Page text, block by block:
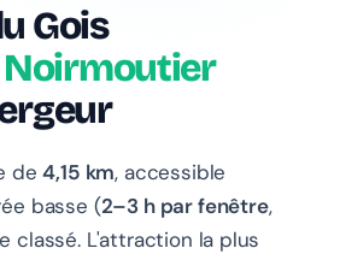
Gois
de4,15 km, accessible
basse (2–3 h par fenêtre,
classé. L'attraction la plus
assistant. How can I help?